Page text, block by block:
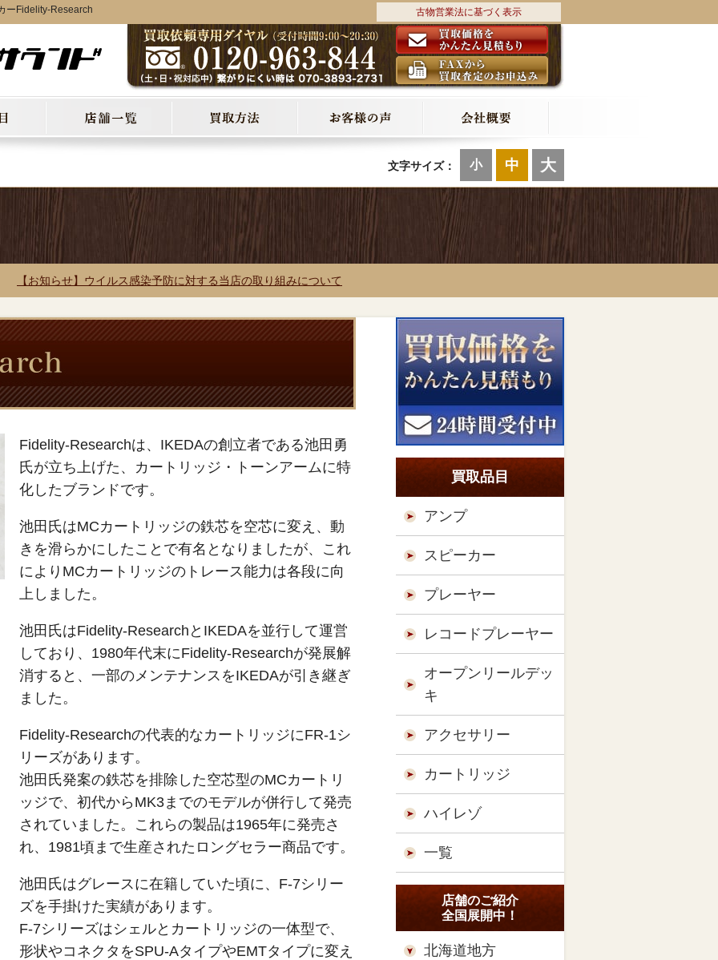
ーFidelity-Research 古物営業法に基づく表示
文字サイズ： 小 中 大
【お知らせ】ウイルス感染予防に対する当店の取り組みについて
Fidelity-Researchは、IKEDAの創立者である池田勇
氏が立ち上げた、カートリッジ・トーンアームに特
化したブランドです。
池田氏はMCカートリッジの鉄芯を空芯に変え、動
きを滑らかにしたことで有名となりましたが、これ
によりMCカートリッジのトレース能力は各段に向
上しました。
池田氏はFidelity-ResearchとIKEDAを並行して運営
しており、1980年代末にFidelity-Researchが発展解
消すると、一部のメンテナンスをIKEDAが引き継ぎ
ました。
Fidelity-Researchの代表的なカートリッジにFR-1シ
リーズがあります。
池田氏発案の鉄芯を排除した空芯型のMCカートリ
ッジで、初代からMK3までのモデルが併行して発売
されていました。これらの製品は1965年に発売さ
れ、1981頃まで生産されたロングセラー商品です。
池田氏はグレースに在籍していた頃に、F-7シリー
ズを手掛けた実績があります。
F-7シリーズはシェルとカートリッジの一体型で、
形状やコネクタをSPU-AタイプやEMTタイプに変え
買取品目
アンプ
スピーカー
プレーヤー
レコードプレーヤー
オープンリールデッ
キ
アクセサリー
カートリッジ
ハイレゾ
一覧
店舗のご紹介
全国展開中！
北海道地方